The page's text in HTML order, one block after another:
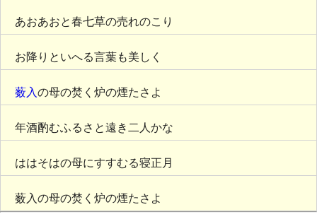
あおあおと春七草の売れのこり
お降りといへる言葉も美しく
薮入の母の焚く炉の煙たさよ
年酒酌むふるさと遠き二人かな
ははそはの母にすすむる寝正月
薮入の母の焚く炉の煙たさよ